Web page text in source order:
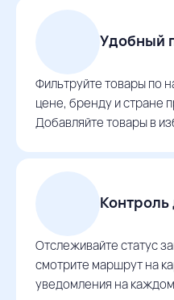
Удобный
Фильтруйте товары по
цене, бренду и стране
Добавляйте товары в
Контроль
Отслеживайте статус
смотрите маршрут на
уведомления на